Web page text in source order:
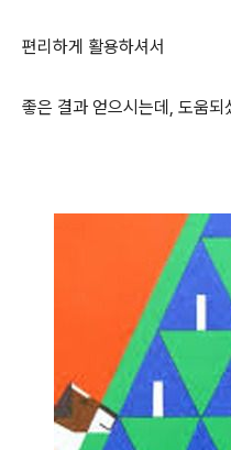
편리하게 활용하셔서
좋은 결과 얻으시는데, 도움되